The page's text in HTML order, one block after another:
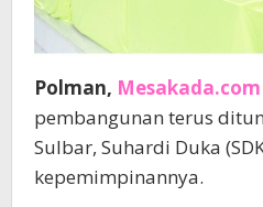
Polman, Mesakada.com
pembangunan terus
Sulbar, Suhardi Duka
kepemimpinannya.